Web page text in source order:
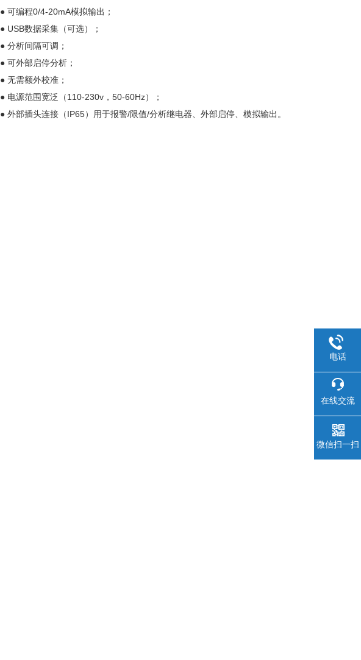
● 可编程0/4-20mA模拟输出；
● USB数据采集（可选）；
● 分析间隔可调；
● 可外部启停分析；
● 无需额外校准；
● 电源范围宽泛（110-230v，50-60Hz）；
● 外部插头连接（IP65）用于报警/限值/分析继电器、外部启停、模拟输出。
电话
在线交流
微信扫一扫